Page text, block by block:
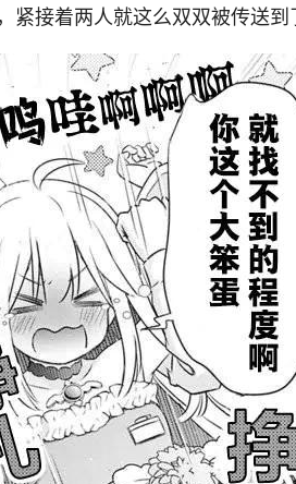
紧接着两人就这么双双被传送到